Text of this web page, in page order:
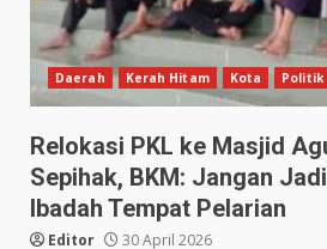
Daerah Kerah Hitam Kota Politik
Relokasi PKL ke Masjid
Sepihak, BKM: Jangan
Ibadah Tempat Pelarian
Editor 30 April 2026